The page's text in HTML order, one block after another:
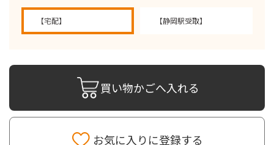
【宅配】 【静岡駅受取】
買い物かごへ入れる
お気に入りに登録する